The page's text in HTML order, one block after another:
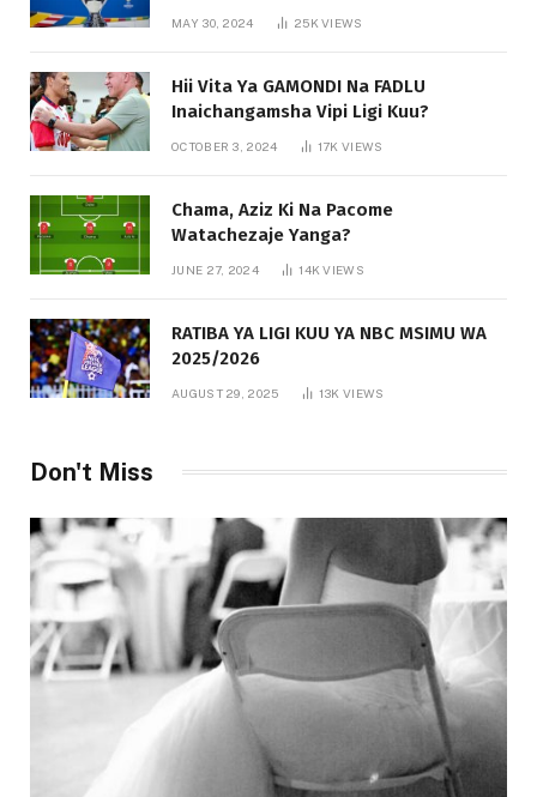
MAY 30, 2024 25KVIEWS
Hii Vita Ya GAMONDI Na FADLU
Inaichangamsha Vipi Ligi Kuu?
OCTOBER 3, 2024 17KVIEWS
Chama, Aziz Ki Na Pacome
Watachezaje Yanga?
JUNE 27, 2024 14KVIEWS
RATIBA YA LIGI KUU YA NBC MSIMU WA
2025/2026
AUGUST 29, 2025 13KVIEWS
Don't Miss